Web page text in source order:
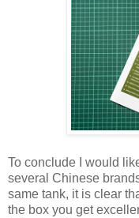
To conclude I would
several Chinese
same tank, it is clear
the box you get